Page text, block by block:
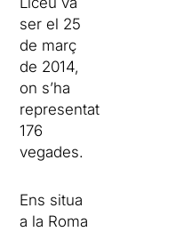
ser el 25
de març
de 2014,
on s’ha
representat
176
vegades.
Ens situa
a la Roma